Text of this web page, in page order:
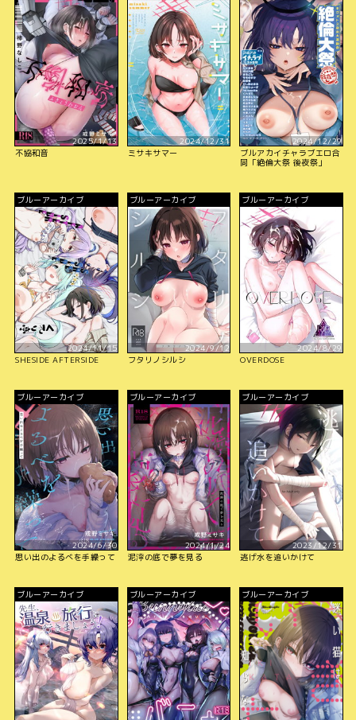
2025/1/13
不協和音
2024/12/31
ミサキサマー
2024/12/29
ブルアカイチャラブエロ合
同「絶倫大祭 後夜祭」
ブルーアーカイブ
2024/11/15
SHESIDE AFTERSIDE
ブルーアーカイブ
2024/9/12
フタリノシルシ
ブルーアーカイブ
2024/8/29
OVERDOSE
ブルーアーカイブ
2024/6/30
思い出のよるべを手繰って
ブルーアーカイブ
2024/1/24
泥濘の底で夢を見る
ブルーアーカイブ
2023/12/31
逃げ水を追いかけて
ブルーアーカイブ ブルーアーカイブ ブルーアーカイブ